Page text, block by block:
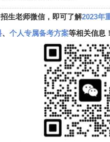
招生老师微信，即可了解2023年
、 个人专属备考方案等相关信息！